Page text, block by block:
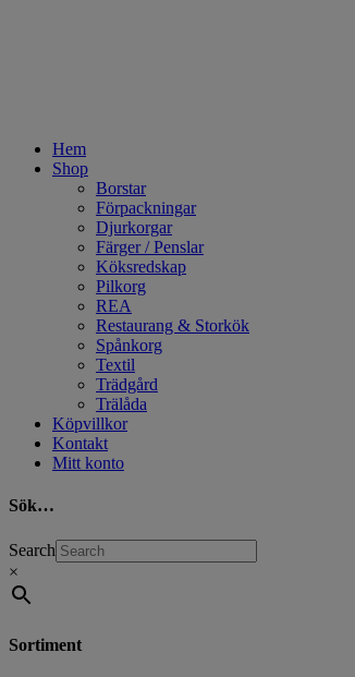
Hem
Shop
Borstar
Förpackningar
Djurkorgar
Färger / Penslar
Köksredskap
Pilkorg
REA
Restaurang & Storkök
Spånkorg
Textil
Trädgård
Trälåda
Köpvillkor
Kontakt
Mitt konto
Sök…
Search
×
Sortiment